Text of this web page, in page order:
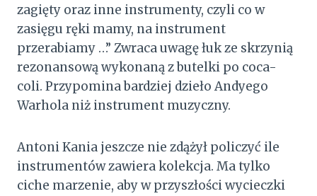
zagięty oraz inne instrumenty, czyli co w
zasięgu ręki mamy, na instrument
przerabiamy …” Zwraca uwagę łuk ze skrzynią
rezonansową wykonaną z butelki po coca-
coli. Przypomina bardziej dzieło Andyego
Warhola niż instrument muzyczny.
Antoni Kania jeszcze nie zdążył policzyć ile
instrumentów zawiera kolekcja. Ma tylko
ciche marzenie, aby w przyszłości wycieczki